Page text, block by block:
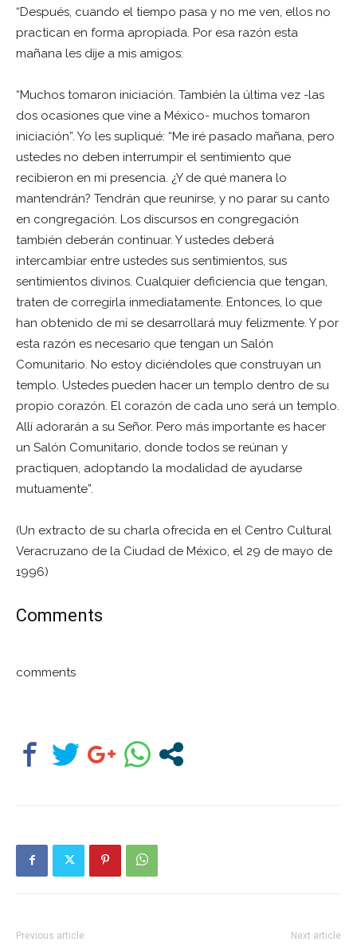
“Después, cuando el tiempo pasa y no me ven, ellos no
practican en forma apropiada. Por esa razón esta
mañana les dije a mis amigos:
“Muchos tomaron iniciación. También la última vez -las
dos ocasiones que vine a México- muchos tomaron
iniciación”. Yo les supliqué: “Me iré pasado mañana, pero
ustedes no deben interrumpir el sentimiento que
recibieron en mi presencia. ¿Y de qué manera lo
mantendrán? Tendrán que reunirse, y no parar su canto
en congregación. Los discursos en congregación
también deberán continuar. Y ustedes deberá
intercambiar entre ustedes sus sentimientos, sus
sentimientos divinos. Cualquier deficiencia que tengan,
traten de corregirla inmediatamente. Entonces, lo que
han obtenido de mí se desarrollará muy felizmente. Y por
esta razón es necesario que tengan un Salón
Comunitario. No estoy diciéndoles que construyan un
templo. Ustedes pueden hacer un templo dentro de su
propio corazón. El corazón de cada uno será un templo.
Allí adorarán a su Señor. Pero más importante es hacer
un Salón Comunitario, donde todos se reúnan y
practiquen, adoptando la modalidad de ayudarse
mutuamente”.
(Un extracto de su charla ofrecida en el Centro Cultural
Veracruzano de la Ciudad de México, el 29 de mayo de
1996)
Comments
comments
Previous article Next article